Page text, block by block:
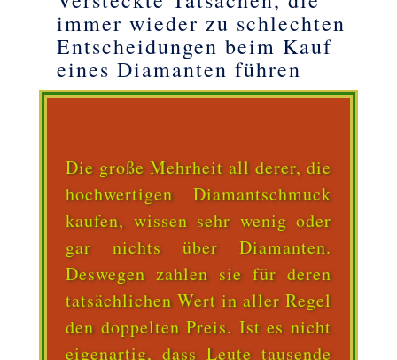
immer wieder zu schlechten
Entscheidungen beim Kauf
eines Diamanten führen
Die große Mehrheit all derer, die
hochwertigen Diamantschmuck
kaufen, wissen sehr wenig oder
gar nichts über Diamanten.
Deswegen zahlen sie für deren
tatsächlichen Wert in aller Regel
den doppelten Preis. Ist es nicht
eigenartig, dass Leute tausende